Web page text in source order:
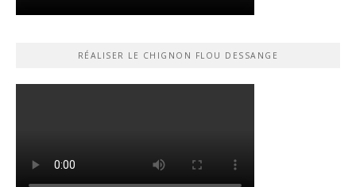
RÉALISER LE CHIGNON FLOU DESSANGE